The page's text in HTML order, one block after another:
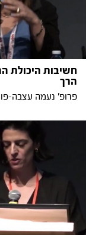
חשיבות היכולת
הרך
פרופ' נעמה עצבה-